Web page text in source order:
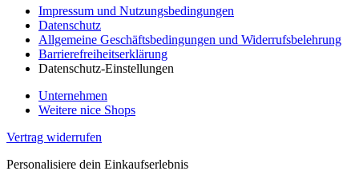
Impressum und Nutzungsbedingungen
Datenschutz
Allgemeine Geschäftsbedingungen und Widerrufsbelehrung
Barrierefreiheitserklärung
Datenschutz-Einstellungen
Unternehmen
Weitere nice Shops
Vertrag widerrufen
Personalisiere dein Einkaufserlebnis